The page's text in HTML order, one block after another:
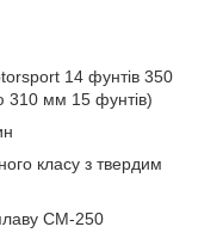
14 фунтів 350
310 мм 15 фунтів)
класу з твердим
CM-250